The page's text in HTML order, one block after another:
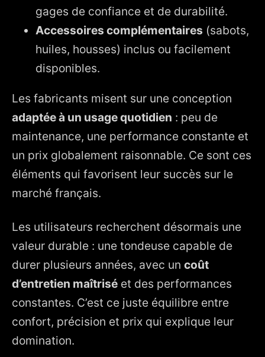
gages de confiance et de durabilité.
Accessoires complémentaires (sabots,
huiles, housses) inclus ou facilement
disponibles.
Les fabricants misent sur une conception
adaptée à un usage quotidien : peu de
maintenance, une performance constante et
un prix globalement raisonnable. Ce sont ces
éléments qui favorisent leur succès sur le
marché français.
Les utilisateurs recherchent désormais une
valeur durable : une tondeuse capable de
durer plusieurs années, avec un coût
d’entretien maîtrisé et des performances
constantes. C’est ce juste équilibre entre
confort, précision et prix qui explique leur
domination.